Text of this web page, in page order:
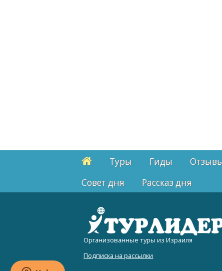
Туры Гиды
Cовет дня
Рассказ дня
Организованные туры из Израиля
Подписка на рассылки